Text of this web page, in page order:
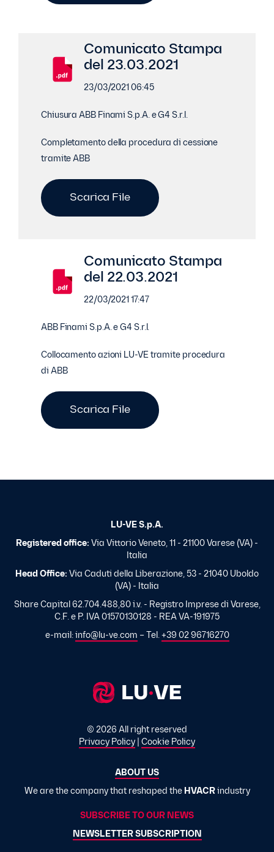
Comunicato Stampa
del 23.03.2021
23/03/2021 06:45
Chiusura ABB Finami S.p.A. e G4 S.r.l.
Completamento della procedura di cessione
tramite ABB
Scarica File
Comunicato Stampa
del 22.03.2021
22/03/2021 17:47
ABB Finami S.p.A. e G4 S.r.l.
Collocamento azioni LU-VE tramite procedura
di ABB
Scarica File
LU-VE S.p.A.
Registered office: Via Vittorio Veneto, 11 - 21100 Varese (VA) -
Italia
Head Office: Via Caduti della Liberazione, 53 - 21040 Uboldo
(VA) - Italia
Share Capital 62.704.488,80 i.v. - Registro Imprese di Varese,
C.F. e P. IVA 01570130128 - REA VA-191975
e-mail: info@lu-ve.com – Tel. +39 02 96716270
© 2026 All right reserved
Privacy Policy
Cookie Policy
ABOUT US
We are the company that reshaped the HVACRindustry
SUBSCRIBE TO OUR NEWS
NEWSLETTER SUBSCRIPTION